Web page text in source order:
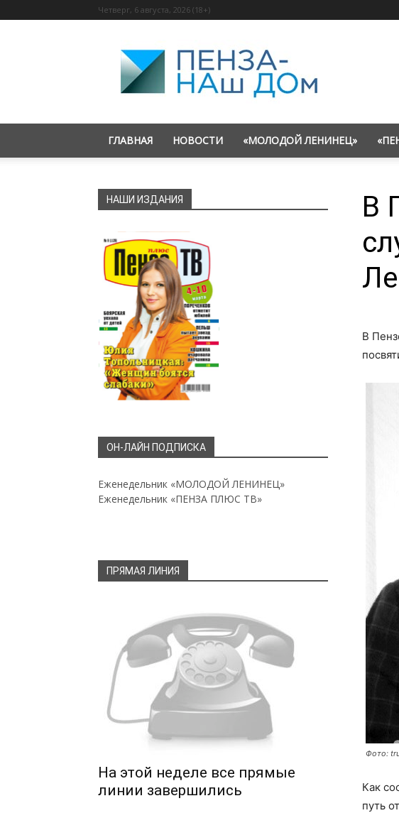
Четверг, 6 августа, 2026 (18+)
«Пенза
—
наш
дом»
ГЛАВНАЯ НОВОСТИ «МОЛОДОЙ ЛЕНИНЕЦ»
В
В
Фото:
Как
путь
НАШИ ИЗДАНИЯ
ОН-ЛАЙН ПОДПИСКА
Еженедельник «МОЛОДОЙ ЛЕНИНЕЦ»
Еженедельник «ПЕНЗА ПЛЮС ТВ»
ПРЯМАЯ ЛИНИЯ
На этой неделе все прямые
линии завершились